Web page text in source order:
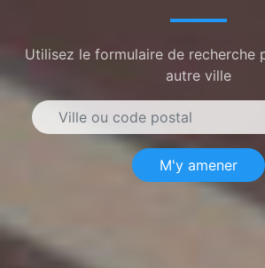
Utilisez le formulaire de recherche
autre ville
M'y amener